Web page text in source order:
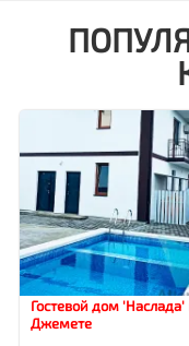
Гостевой дом 'Наслада'
Джемете